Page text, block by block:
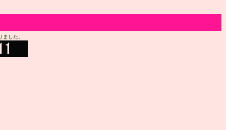
した。